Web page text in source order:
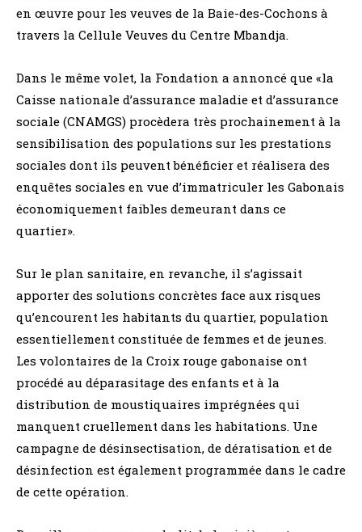
en œuvre pour les veuves de la Baie-des-Cochons à
travers la Cellule Veuves du Centre Mbandja.
Dans le même volet, la Fondation a annoncé que «la
Caisse nationale d’assurance maladie et d’assurance
sociale (CNAMGS) procèdera très prochainement à la
sensibilisation des populations sur les prestations
sociales dont ils peuvent bénéficier et réalisera des
enquêtes sociales en vue d’immatriculer les Gabonais
économiquement faibles demeurant dans ce
quartier».
Sur le plan sanitaire, en revanche, il s’agissait
apporter des solutions concrètes face aux risques
qu’encourent les habitants du quartier, population
essentiellement constituée de femmes et de jeunes.
Les volontaires de la Croix rouge gabonaise ont
procédé au déparasitage des enfants et à la
distribution de moustiquaires imprégnées qui
manquent cruellement dans les habitations. Une
campagne de désinsectisation, de dératisation et de
désinfection est également programmée dans le cadre
de cette opération.